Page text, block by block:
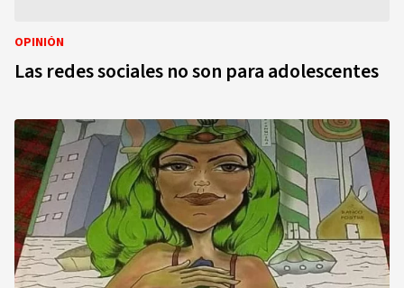
OPINIÓN
Las redes sociales no son para adolescentes